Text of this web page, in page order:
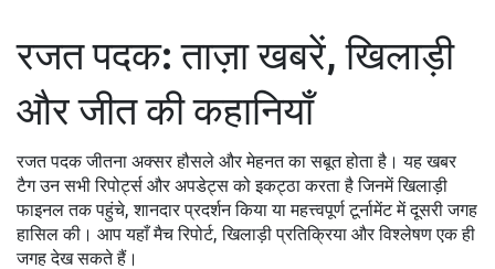
रजत पदक: ताज़ा खबरें, खिलाड़ी
और जीत की कहानियाँ
रजत पदक जीतना अक्सर हौसले और मेहनत का सबूत होता है। यह खबर
टैग उन सभी रिपोर्ट्स और अपडेट्स को इकट्ठा करता है जिनमें खिलाड़ी
फाइनल तक पहुंचे, शानदार प्रदर्शन किया या महत्त्वपूर्ण टूर्नामेंट में दूसरी जगह
हासिल की। आप यहाँ मैच रिपोर्ट, खिलाड़ी प्रतिक्रिया और विश्लेषण एक ही
जगह देख सकते हैं।